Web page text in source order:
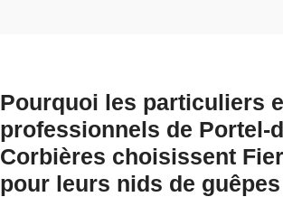
Pourquoi les particuliers
professionnels de Portel-
Corbières choisissent
pour leurs nids de